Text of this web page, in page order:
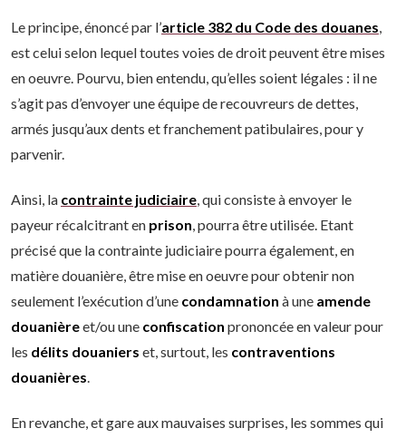
Le principe, énoncé par l’article 382 du Code des douanes,
est celui selon lequel toutes voies de droit peuvent être mises
en oeuvre. Pourvu, bien entendu, qu’elles soient légales : il ne
s’agit pas d’envoyer une équipe de recouvreurs de dettes,
armés jusqu’aux dents et franchement patibulaires, pour y
parvenir.
Ainsi, la contrainte judiciaire, qui consiste à envoyer le
payeur récalcitrant en prison, pourra être utilisée. Etant
précisé que la contrainte judiciaire pourra également, en
matière douanière, être mise en oeuvre pour obtenir non
seulement l’exécution d’une condamnation à une amende
douanièreet/ou une confiscation prononcée en valeur pour
les délits douaniers et, surtout, les contraventions
douanières.
En revanche, et gare aux mauvaises surprises, les sommes qui